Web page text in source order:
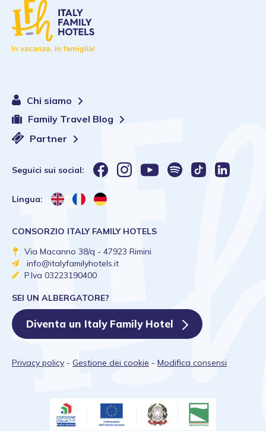
Chi siamo
Family Travel Blog
Partner
Seguici sui social:
Lingua:
CONSORZIO ITALY FAMILY HOTELS
Via Macanno 38/q - 47923 Rimini
info@italyfamilyhotels.it
P.Iva 03223190400
SEI UN ALBERGATORE?
Diventa un Italy Family Hotel
Privacy policy - Gestione dei cookie - Modifica consensi